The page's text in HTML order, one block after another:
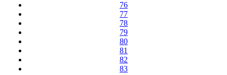
76
77
78
79
80
81
82
83